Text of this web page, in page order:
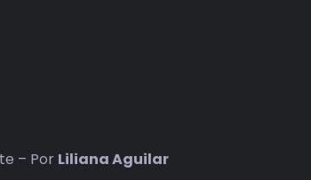
– Por Liliana Aguilar